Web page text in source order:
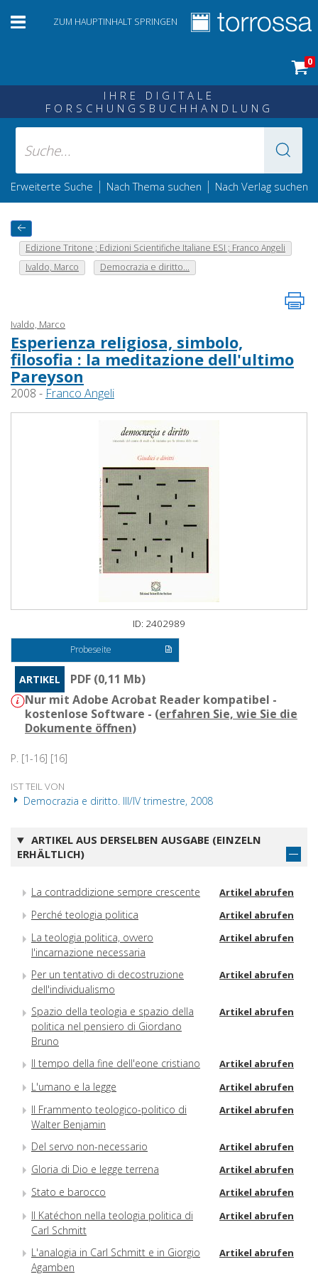
ZUM HAUPTINHALT SPRINGEN
0
IHRE DIGITALE
FORSCHUNGSBUCHHANDLUNG
Erweiterte Suche | Nach Thema suchen | Nach Verlag suchen
Edizione Tritone ; Edizioni Scientifiche Italiane ESI ; Franco Angeli
Ivaldo, Marco
Democrazia e diritto...
Ivaldo, Marco
Esperienza religiosa, simbolo,
filosofia : la meditazione dell'ultimo
Pareyson
2008 - Franco Angeli
ID: 2402989
Probeseite
ARTIKEL
PDF (0,11 Mb)
Nur mit Adobe Acrobat Reader kompatibel -
kostenlose Software - (erfahren Sie, wie Sie die
Dokumente öffnen)
P. [1-16] [16]
IST TEIL VON
Democrazia e diritto. III/IV trimestre, 2008
ARTIKEL AUS DERSELBEN AUSGABE (EINZELN
ERHÄLTLICH)
La contraddizione sempre crescente Artikel abrufen
Perché teologia politica Artikel abrufen
La teologia politica, ovvero
l'incarnazione necessaria
Artikel abrufen
Per un tentativo di decostruzione
dell'individualismo
Artikel abrufen
Spazio della teologia e spazio della
politica nel pensiero di Giordano
Bruno
Artikel abrufen
Il tempo della fine dell'eone cristiano Artikel abrufen
L'umano e la legge Artikel abrufen
Il Frammento teologico-politico di
Walter Benjamin
Artikel abrufen
Del servo non-necessario Artikel abrufen
Gloria di Dio e legge terrena Artikel abrufen
Stato e barocco Artikel abrufen
Il Katéchon nella teologia politica di
Carl Schmitt
Artikel abrufen
L'analogia in Carl Schmitt e in Giorgio
Agamben
Artikel abrufen